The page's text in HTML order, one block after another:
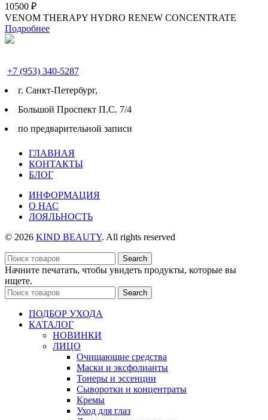
10500 ₽
VENOM THERAPY HYDRO RENEW CONCENTRATE
Подробнее
+7 (953) 340-5287
г. Cанкт-Петербург,
Большой Проспект П.С. 7/4
по предварительной записи
ГЛАВНАЯ
КОНТАКТЫ
БЛОГ
ИНФОРМАЦИЯ
О НАС
ЛОЯЛЬНОСТЬ
© 2026 KIND BEAUTY. All rights reserved
Search
Начните печатать, чтобы увидеть продукты, которые вы
ищете.
Search
ПОДБОР УХОДА
КАТАЛОГ
НОВИНКИ
ЛИЦО
Очищающие средства
Маски и эксфолианты
Тонеры и эссенции
Сыворотки и концентраты
Кремы
Уход для глаз